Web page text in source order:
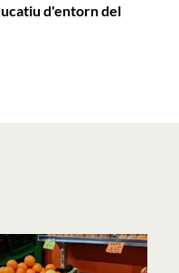
d'entorn del